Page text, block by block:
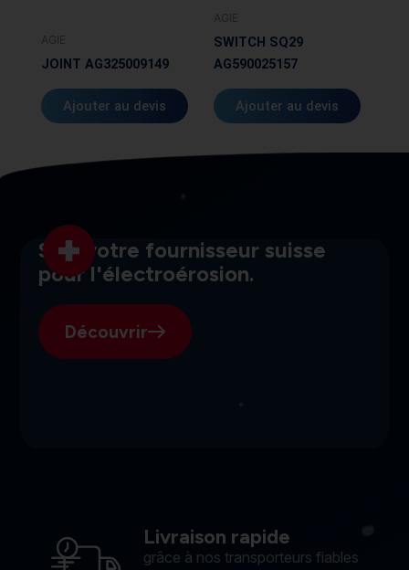
AGIE
JOINT AG325009149
Ajouter au devis
AGIE
SWITCH SQ29
AG590025157
Ajouter au devis
SGI, votre fournisseur suisse
pour l'électroérosion.
Découvrir
Livraison rapide
grâce à nos transporteurs fiables